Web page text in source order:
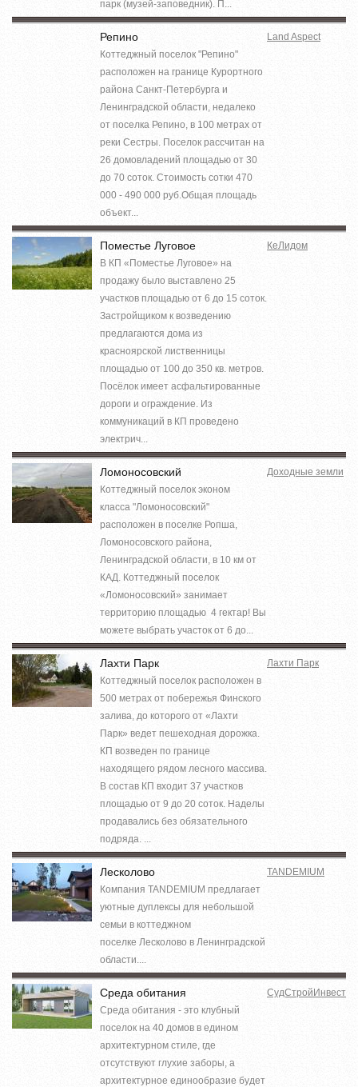
парк (музей-заповедник). П...
Репино
Коттеджный поселок "Репино"
расположен на границе Курортного
района Санкт-Петербурга и
Ленинградской области, недалеко
от поселка Репино, в 100 метрах от
реки Сестры. Поселок рассчитан на
26 домовладений площадью от 30
до 70 соток. Стоимость сотки 470
000 - 490 000 руб.Общая площадь
объект...
Land Aspect
Поместье Луговое
В КП «Поместье Луговое» на
продажу было выставлено 25
участков площадью от 6 до 15 соток.
Застройщиком к возведению
предлагаются дома из
красноярской лиственницы
площадью от 100 до 350 кв. метров.
Посёлок имеет асфальтированные
дороги и ограждение. Из
коммуникаций в КП проведено
электрич...
КеЛидом
Ломоносовский
Коттеджный поселок эконом
класса "Ломоносовский"
расположен в поселке Ропша,
Ломоносовского района,
Ленинградской области, в 10 км от
КАД. Коттеджный поселок
«Ломоносовский» занимает
территорию площадью 4 гектар! Вы
можете выбрать участок от 6 до...
Доходные земли
Лахти Парк
Коттеджный поселок расположен в
500 метрах от побережья Финского
залива, до которого от «Лахти
Парк» ведет пешеходная дорожка.
КП возведен по границе
находящего рядом лесного массива.
В состав КП входит 37 участков
площадью от 9 до 20 соток. Наделы
продавались без обязательного
подряда. ...
Лахти Парк
Лесколово
Компания TANDEMIUM предлагает
уютные дуплексы для небольшой
семьи в коттеджном
поселке Лесколово в Ленинградской
области....
TANDEMIUM
Среда обитания
Среда обитания - это клубный
поселок на 40 домов в едином
архитектурном стиле, где
отсутствуют глухие заборы, а
архитектурное единообразие будет
СудСтройИнвест